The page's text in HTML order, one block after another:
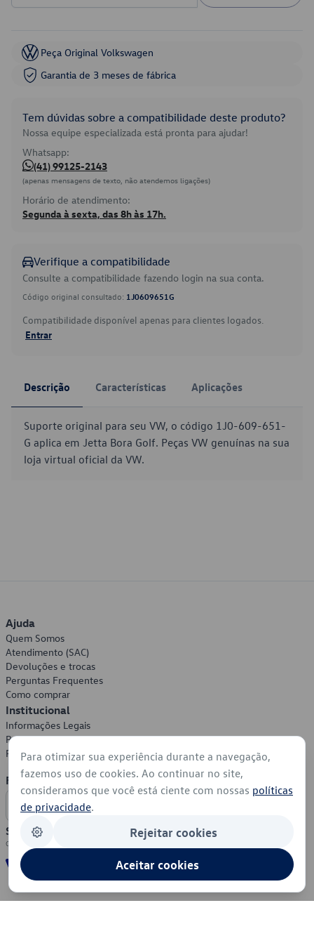
Peça Original Volkswagen
Garantia de 3 meses de fábrica
Tem dúvidas sobre a compatibilidade deste produto?
Nossa equipe especializada está pronta para ajudar!
Whatsapp:
(41) 99125-2143
(apenas mensagens de texto, não atendemos ligações)
Horário de atendimento:
Segunda à sexta, das 8h às 17h.
Verifique a compatibilidade
Consulte a compatibilidade fazendo login na sua conta.
Código original consultado: 1J0609651G
Compatibilidade disponível apenas para clientes logados.
Entrar
Descrição Características Aplicações
Suporte original para seu VW, o código 1J0-609-651-
G aplica em Jetta Bora Golf. Peças VW genuínas na sua
loja virtual oficial da VW.
Ajuda
Quem Somos
Atendimento (SAC)
Devoluções e trocas
Perguntas Frequentes
Como comprar
Institucional
Informações Legais
Política de Privacidade
Política de Cookies
Formas de Pagamento
Segurança
Para otimizar sua experiência durante a navegação,
fazemos uso de cookies. Ao continuar no site,
consideramos que você está ciente com nossas políticas
de privacidade.
Rejeitar cookies
Aceitar cookies